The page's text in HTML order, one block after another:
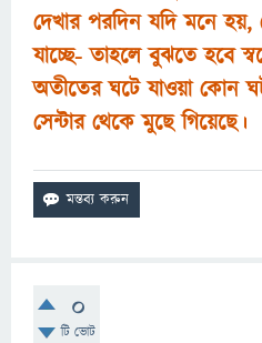
দেখার পরদিন যদি মনে
যাচ্ছে- তাহলে বুঝতে হবে
অতীতের ঘটে যাওয়া কোন
সেন্টার থেকে মুছে গিয়েছে।
0
টি ভোট